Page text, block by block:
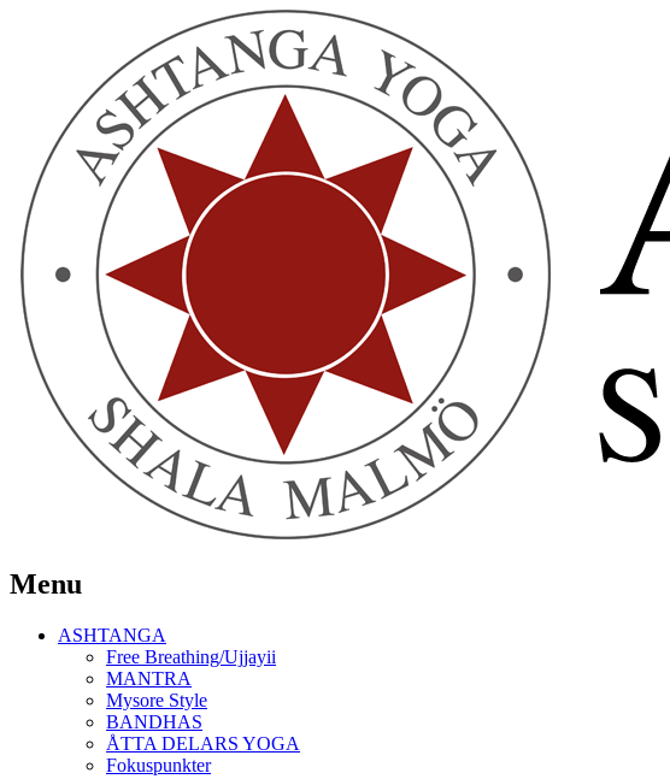
Ashtanga Yoga Shala Malmö
Yoga Malmö
Menu
Skip
ASHTANGA
Free Breathing/Ujjayii
MANTRA
Mysore Style
BANDHAS
ÅTTA DELARS YOGA
Fokuspunkter